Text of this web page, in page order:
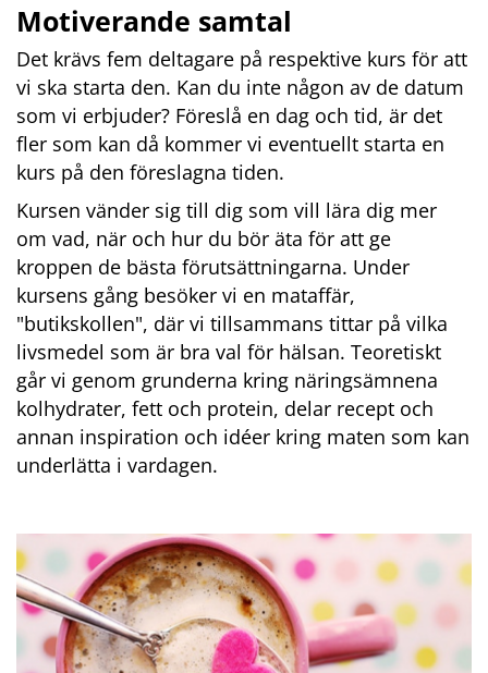
Motiverande samtal
Det krävs fem deltagare på respektive kurs för att
vi ska starta den. Kan du inte någon av de datum
som vi erbjuder? Föreslå en dag och tid, är det
fler som kan då kommer vi eventuellt starta en
kurs på den föreslagna tiden.
Kursen vänder sig till dig som vill lära dig mer
om vad, när och hur du bör äta för att ge
kroppen de bästa förutsättningarna. Under
kursens gång besöker vi en mataffär,
"butikskollen", där vi tillsammans tittar på vilka
livsmedel som är bra val för hälsan. Teoretiskt
går vi genom grunderna kring näringsämnena
kolhydrater, fett och protein, delar recept och
annan inspiration och idéer kring maten som kan
underlätta i vardagen.